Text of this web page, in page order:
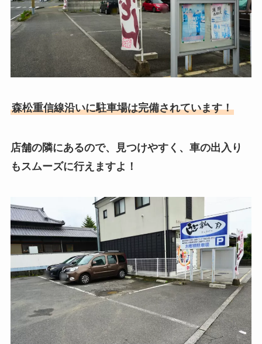
森松重信線沿いに駐車場は完備されています！
店舗の隣にあるので、見つけやすく、車の出入り
もスムーズに行えますよ！